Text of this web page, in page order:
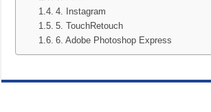
4. Instagram
5. TouchRetouch
6. Adobe Photoshop Express